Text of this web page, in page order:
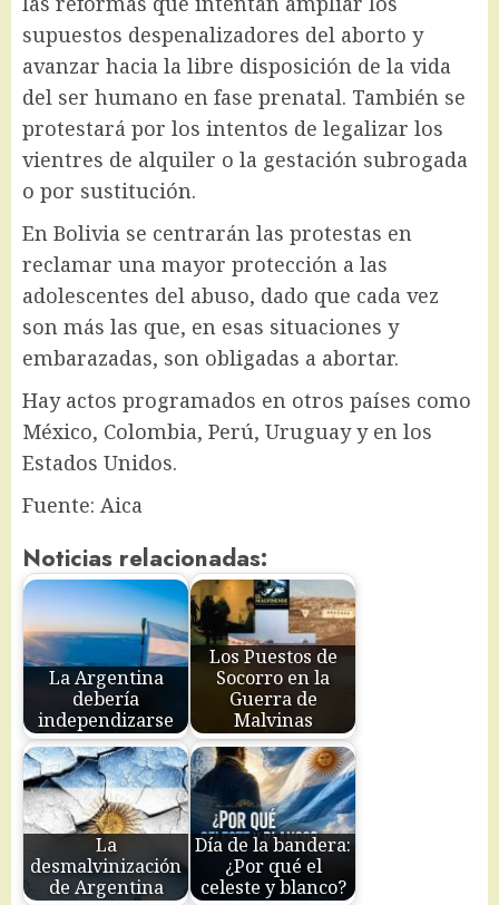
supuestos despenalizadores del aborto y
avanzar hacia la libre disposición de la vida
del ser humano en fase prenatal. También se
protestará por los intentos de legalizar los
vientres de alquiler o la gestación subrogada
o por sustitución.
En Bolivia se centrarán las protestas en
reclamar una mayor protección a las
adolescentes del abuso, dado que cada vez
son más las que, en esas situaciones y
embarazadas, son obligadas a abortar.
Hay actos programados en otros países como
México, Colombia, Perú, Uruguay y en los
Estados Unidos.
Fuente: Aica
Noticias relacionadas:
La Argentina
debería
independizarse
Los Puestos de
Socorro en la
Guerra de
Malvinas
La
desmalvinización
de Argentina
Día de la bandera:
¿Por qué el
celeste y blanco?